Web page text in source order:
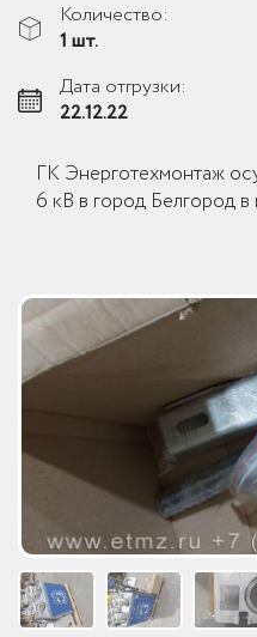
Количество:
1 шт.
Дата отгрузки:
22.12.22
ГК Энерготехмонтаж
6 кВ в город Белгород в